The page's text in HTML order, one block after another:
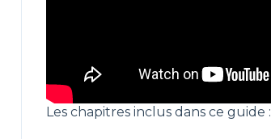
Les chapitres inclus dans ce guide :